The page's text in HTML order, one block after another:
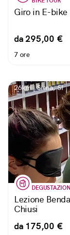
Giro in E-bike
da 295,00 €
7 ore
26km | Siena, SI
Lezione
Chiusi
da 175,00 €